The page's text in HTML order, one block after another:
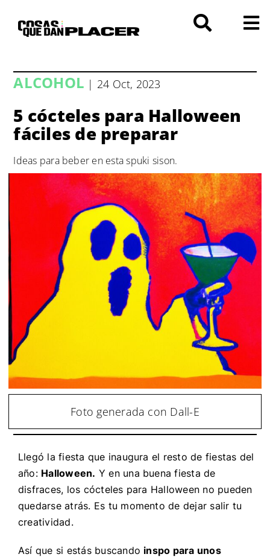
contenido
ALCOHOL | 24 Oct, 2023
5 cócteles para Halloween
fáciles de preparar
Ideas para beber en esta spuki sison.
Foto generada con Dall-E
Llegó la fiesta que inaugura el resto de fiestas del
año: Halloween. Y en una buena fiesta de
disfraces, los cócteles para Halloween no pueden
quedarse atrás. Es tu momento de dejar salir tu
creatividad.
Así que si estás buscando inspo para unos